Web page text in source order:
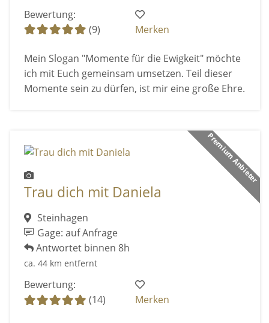
Bewertung:
(9)
Merken
Mein Slogan "Momente für die Ewigkeit" möchte
ich mit Euch gemeinsam umsetzen. Teil dieser
Momente sein zu dürfen, ist mir eine große Ehre.
Premium Anbieter
Trau dich mit Daniela
Steinhagen
Gage: auf Anfrage
Antwortet binnen 8h
ca. 44 km entfernt
Bewertung:
(14)
Merken